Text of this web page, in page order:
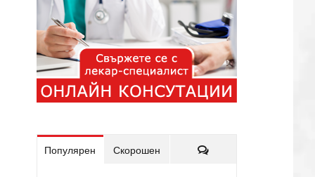
Популярен Скорошен Коментари